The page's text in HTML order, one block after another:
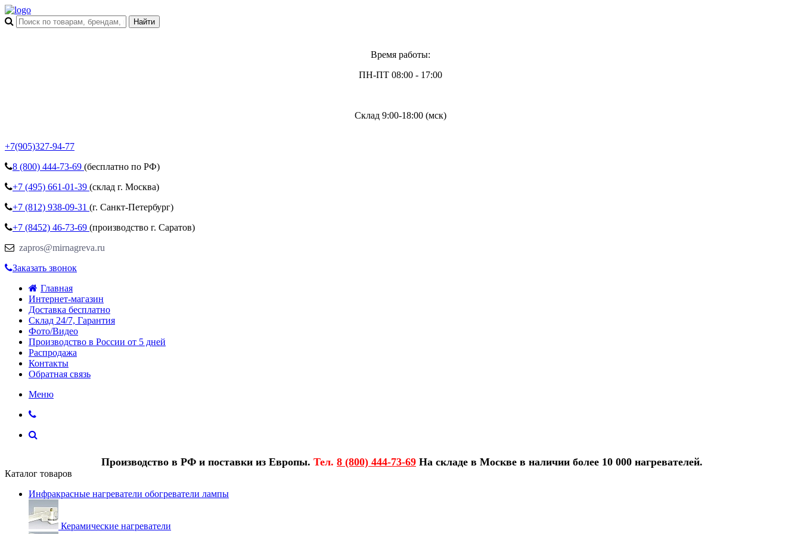
Время работы:
ПН-ПТ 08:00 - 17:00
Склад 9:00-18:00 (мск)
+7(905)327-94-77
8 (800) 444-73-69 (бесплатно по РФ)
+7 (495) 661-01-39 (склад г. Москва)
+7 (812) 938-09-31 (г. Санкт-Петербург)
+7 (8452) 46-73-69 (производство г. Саратов)
zapros@mirnagreva.ru
Заказать звонок
Главная
Интернет-магазин
Доставка бесплатно
Склад 24/7, Гарантия
Фото/Видео
Производство в России от 5 дней
Распродажа
Контакты
Обратная связь
Меню
Производство в РФ и поставки из Европы. Тел. 8 (800) 444-73-69 На складе в Москве в наличии более 10 000 нагревателей.
Каталог товаров
Инфракрасные нагреватели обогреватели лампы
Керамические нагреватели